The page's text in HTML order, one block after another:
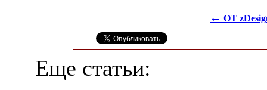
← OT
Еще статьи: